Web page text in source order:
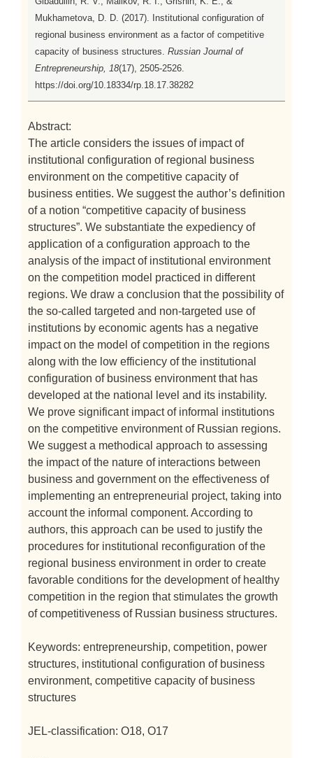
Mukhametova, D. D. (2017). Institutional configuration of
regional business environment as a factor of competitive
capacity of business structures. Russian Journal of
Entrepreneurship, 18(17), 2505-2526.
https://doi.org/10.18334/rp.18.17.38282
Abstract:
The article considers the issues of impact of
institutional configuration of regional business
environment on the competitive capacity of
business entities. We suggest the author’s definition
of a notion “competitive capacity of business
structures”. We substantiate the expediency of
application of a configuration approach to the
analysis of the impact of institutional environment
on the competition model practiced in different
regions. We draw a conclusion that the possibility of
the so-called targeted and non-targeted use of
institutions by economic agents has a negative
impact on the model of competition in the regions
along with the low efficiency of the institutional
configuration of business environment that has
developed at the national level and its instability.
We prove significant impact of informal institutions
on the competitive environment of Russian regions.
We suggest a methodical approach to assessing
the impact of the nature of interactions between
business and government on the effectiveness of
implementing an entrepreneurial project, taking into
account the informal component. According to
authors, this approach can be used to justify the
procedures for institutional reconfiguration of the
regional business environment in order to create
favorable conditions for the development of healthy
competition in the region that stimulates the growth
of competitiveness of Russian business structures.
Keywords: entrepreneurship, competition, power
structures, institutional configuration of business
environment, competitive capacity of business
structures
JEL-classification: O18, O17